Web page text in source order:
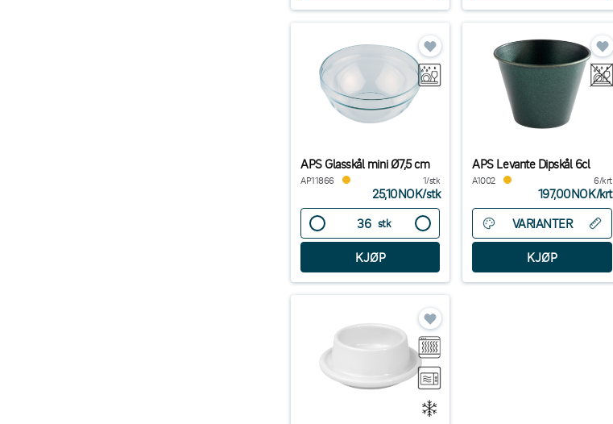
APS Glasskål mini Ø7,5 cm
AP11866 1/stk
25,10NOK/stk
stk
APS Levante Dipskål 6cl
A1002 6/krt
197,00NOK/krt
VARIANTER